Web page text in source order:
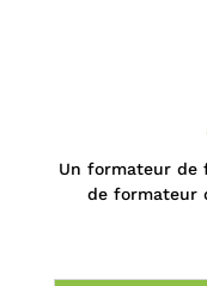
Un formateur de
de formateur